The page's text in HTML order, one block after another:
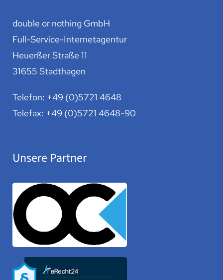
double or nothing GmbH
Full-Service-Internetagentur
Heuerßer Straße 11
31655 Stadthagen
Telefon: +49 (0)5721 4648
Telefax: +49 (0)5721 4648-90
Unsere Partner